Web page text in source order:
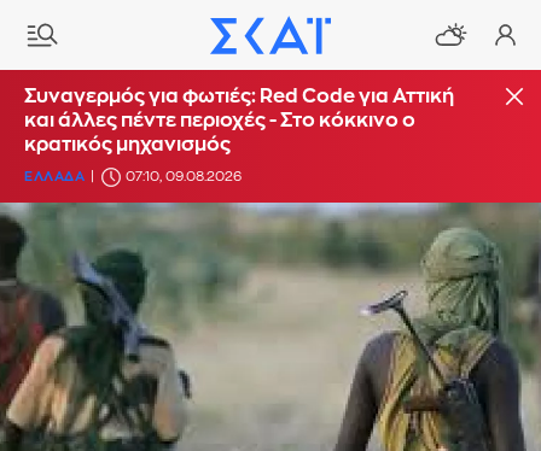
Συναγερμός για φωτιές: Red Code για Αττική
και άλλες πέντε περιοχές - Στο κόκκινο ο
κρατικός μηχανισμός
ΕΛΛΑΔΑ 07:10, 09.08.2026